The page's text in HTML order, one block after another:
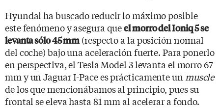
Hyundai ha buscado reducir lo máximo posible
este fenómeno y asegura queel morro del Ioniq 5 se
levanta sólo 45 mm(respecto a la posición normal
del coche) bajo una aceleración fuerte. Para ponerlo
en perspectiva, el Tesla Model 3 levanta el morro 67
mm y un Jaguar I-Pace es prácticamente un muscle
de los que mencionábamos al principio, pues su
frontal se eleva hasta 81 mm al acelerar a fondo.